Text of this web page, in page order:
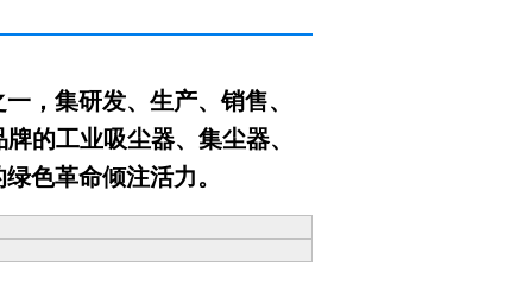
，集研发、生产、销售、
的工业吸尘器、集尘器、
色革命倾注活力。